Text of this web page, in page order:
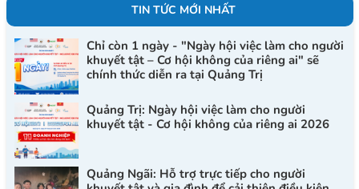
TIN TỨC MỚI NHẤT
Chỉ còn 1 ngày - "Ngày hội việc làm cho người
khuyết tật – Cơ hội không của riêng ai" sẽ
chính thức diễn ra tại Quảng Trị
Quảng Trị: Ngày hội việc làm cho người
khuyết tật - Cơ hội không của riêng ai 2026
Quảng Ngãi: Hỗ trợ trực tiếp cho người